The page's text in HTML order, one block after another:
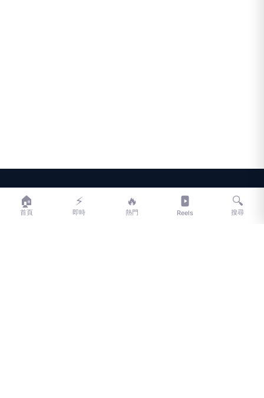
LIFE
LIFE 生活網是台灣領先的生活資訊平台，提供即時新聞、生活、健康、
🏠
首頁
⚡
即時
🔥
熱門 Reels
🔍
搜尋